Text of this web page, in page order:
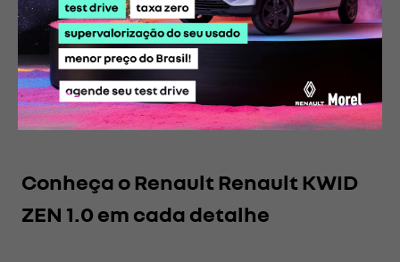
Compartilhe essa oferta:
Conheça o Renault Renault KWID
ZEN 1.0 em cada detalhe